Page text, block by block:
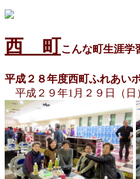
西 町こんな町生涯学
平成２８年度西町ふれあい
平成２９年1月２９日（日